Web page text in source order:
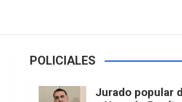
POLICIALES
Jurado popular